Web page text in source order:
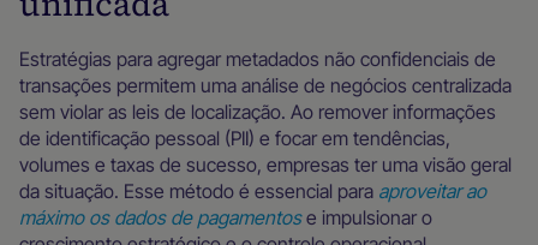
Estratégias para agregar metadados não confidenciais de
transações permitem uma análise de negócios centralizada
sem violar as leis de localização. Ao remover informações
de identificação pessoal (PII) e focar em tendências,
volumes e taxas de sucesso, empresas ter uma visão geral
da situação. Esse método é essencial para aproveitar ao
máximo os dados de pagamentose impulsionar o